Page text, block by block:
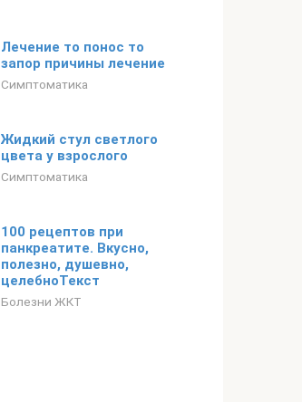
Лечение то понос то
запор причины лечение
Симптоматика
Жидкий стул светлого
цвета у взрослого
Симптоматика
100 рецептов при
панкреатите. Вкусно,
полезно, душевно,
целебноТекст
Болезни ЖКТ